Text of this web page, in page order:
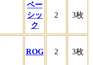
ベー
シッ
ク
2 3枚
ROG 2 3枚